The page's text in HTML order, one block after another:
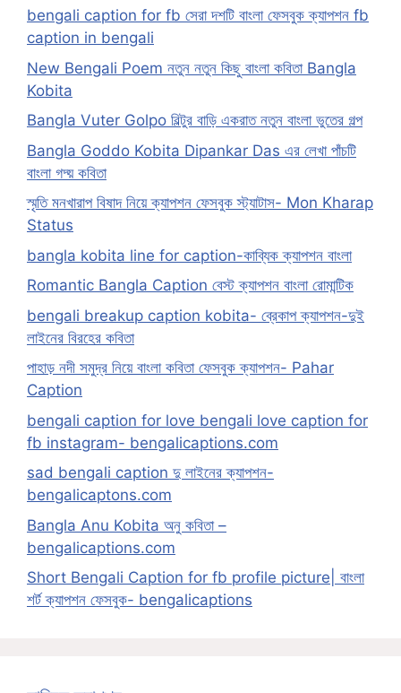
bengali caption for fb সেরা দশটি বাংলা ফেসবুক ক্যাপশন fb
caption in bengali
New Bengali Poem নতুন নতুন কিছু বাংলা কবিতা Bangla
Kobita
Bangla Vuter Golpo বিল্টুর বাড়ি একরাত নতুন বাংলা ভুতের গল্প
Bangla Goddo Kobita Dipankar Das এর লেখা পাঁচটি
বাংলা গদ্য় কবিতা
স্মৃতি মনখারাপ বিষাদ নিয়ে ক্যাপশন ফেসবুক স্ট্যাটাস- Mon Kharap
Status
bangla kobita line for caption-কাব্যিক ক্যাপশন বাংলা
Romantic Bangla Caption বেস্ট ক্যাপশন বাংলা রোমান্টিক
bengali breakup caption kobita- ব্রেকাপ ক্যাপশন-দুই
লাইনের বিরহের কবিতা
পাহাড় নদী সমুদ্র নিয়ে বাংলা কবিতা ফেসবুক ক্যাপশন- Pahar
Caption
bengali caption for love bengali love caption for
fb instagram- bengalicaptions.com
sad bengali caption দু লাইনের ক্যাপশন-
bengalicaptons.com
Bangla Anu Kobita অনু কবিতা –
bengalicaptions.com
Short Bengali Caption for fb profile picture| বাংলা
শর্ট ক্যাপশন ফেসবুক- bengalicaptions